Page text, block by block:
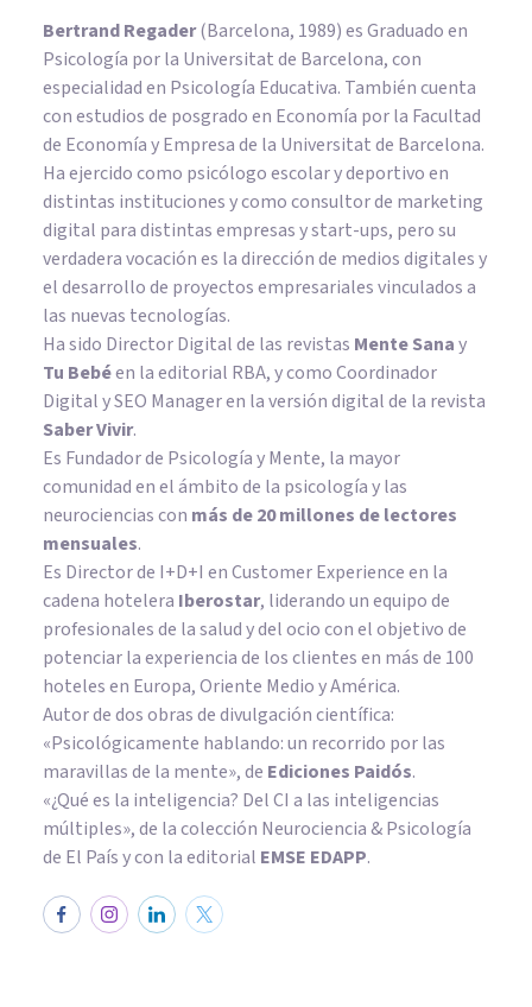
Bertrand Regader(Barcelona, 1989) es Graduado en
Psicología por la Universitat de Barcelona, con
especialidad en Psicología Educativa. También cuenta
con estudios de posgrado en Economía por la Facultad
de Economía y Empresa de la Universitat de Barcelona.
Ha ejercido como psicólogo escolar y deportivo en
distintas instituciones y como consultor de marketing
digital para distintas empresas y start-ups, pero su
verdadera vocación es la dirección de medios digitales y
el desarrollo de proyectos empresariales vinculados a
las nuevas tecnologías.
Ha sido Director Digital de las revistas Mente Sanay
Tu Bebéen la editorial RBA, y como Coordinador
Digital y SEO Manager en la versión digital de la revista
Saber Vivir.
Es Fundador de Psicología y Mente, la mayor
comunidad en el ámbito de la psicología y las
neurociencias con más de 20 millones de lectores
mensuales.
Es Director de I+D+I en Customer Experience en la
cadena hotelera Iberostar, liderando un equipo de
profesionales de la salud y del ocio con el objetivo de
potenciar la experiencia de los clientes en más de 100
hoteles en Europa, Oriente Medio y América.
Autor de dos obras de divulgación científica:
«Psicológicamente hablando: un recorrido por las
maravillas de la mente», de Ediciones Paidós.
«¿Qué es la inteligencia? Del CI a las inteligencias
múltiples», de la colección Neurociencia & Psicología
de El País y con la editorial EMSE EDAPP.